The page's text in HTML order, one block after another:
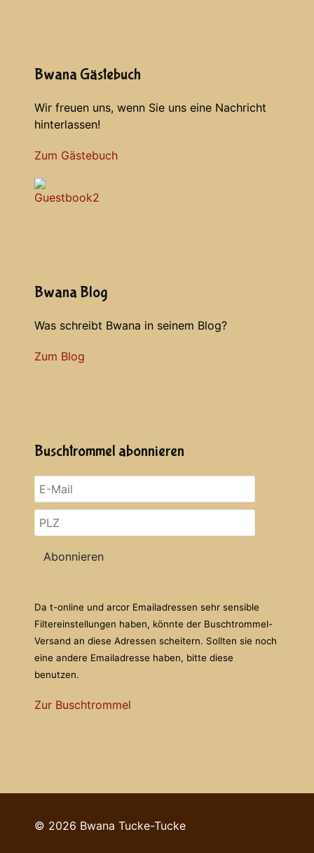
Bwana Gästebuch
Wir freuen uns, wenn Sie uns eine Nachricht
hinterlassen!
Zum Gästebuch
Bwana Blog
Was schreibt Bwana in seinem Blog?
Zum Blog
Buschtrommel abonnieren
Abonnieren
Da t-online und arcor Emailadressen sehr sensible
Filtereinstellungen haben, könnte der Buschtrommel-
Versand an diese Adressen scheitern. Sollten sie noch
eine andere Emailadresse haben, bitte diese
benutzen.
Zur Buschtrommel
© 2026 Bwana Tucke-Tucke